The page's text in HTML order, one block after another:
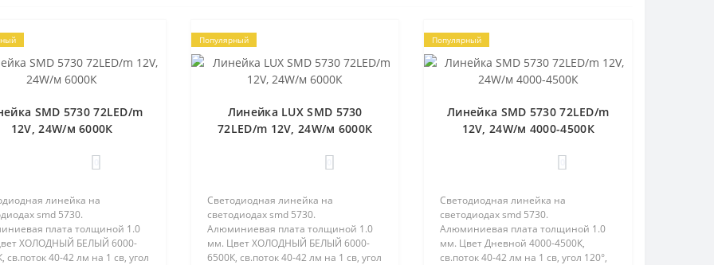
SMD 5730 72LED/m
12V, 24W/м 6000К
линейка на
smd 5730.
плата толщиной 1.0
ХОЛОДНЫЙ БЕЛЫЙ 6000-
св.поток 40-42 лм на 1 св, угол
Популярный
Линейка LUX SMD 5730
72LED/m 12V, 24W/м 6000К
Светодиодная линейка на
светодиодах smd 5730.
Алюминиевая плата толщиной 1.0
мм. Цвет ХОЛОДНЫЙ БЕЛЫЙ 6000-
6500К, св.поток 40-42 лм на 1 св, угол
Популярный
Линейка SMD 5730 72LED/m
12V, 24W/м 4000-4500К
Светодиодная линейка на
светодиодах smd 5730.
Алюминиевая плата толщиной 1.0
мм. Цвет Дневной 4000-4500К,
св.поток 40-42 лм на 1 св, угол 120°,